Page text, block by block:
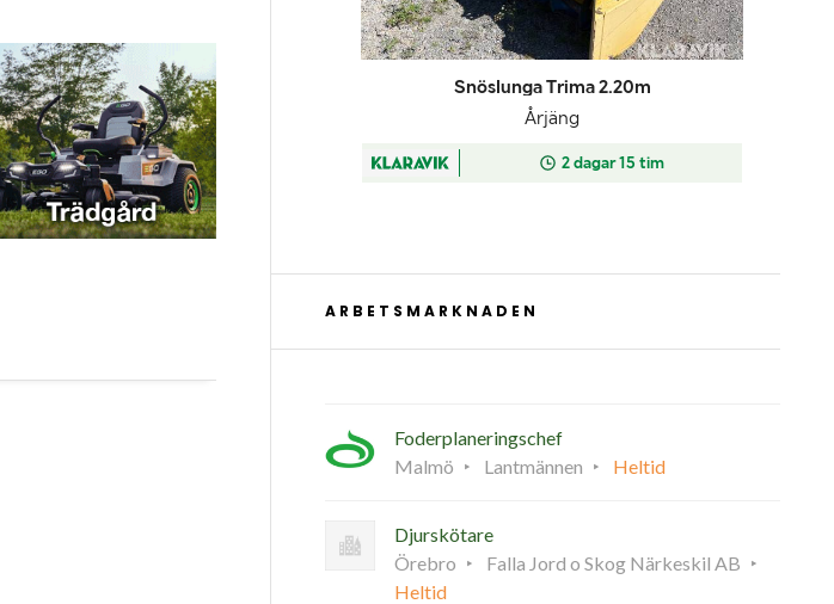
ARBETSMARKNADEN
Foderplaneringschef
Malmö
Lantmännen Heltid
Djurskötare
Örebro
Falla Jord o Skog Närkeskil AB
Heltid